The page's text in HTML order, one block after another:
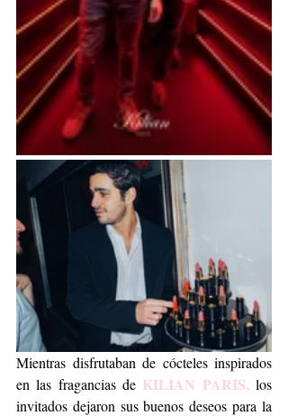
Mientras disfrutaban de cócteles inspirados
en las fragancias de KILIAN PARIS, los
invitados dejaron sus buenos deseos para la